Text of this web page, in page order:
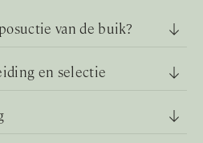
van de buik?
en selectie